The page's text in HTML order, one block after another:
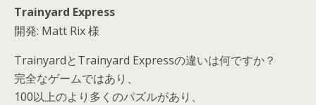
Trainyard Express
開発: Matt Rix 様
TrainyardとTrainyard Expressの違いは何ですか？
完全なゲームではあり、
100以上のより多くのパズルがあり、